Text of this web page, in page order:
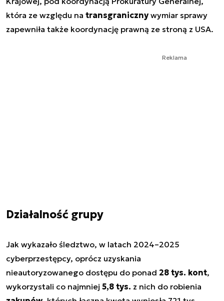
która ze względu na transgranicznywymiar sprawy
zapewniła także koordynację prawną ze stroną z USA.
Reklama
Działalność grupy
Jak wykazało śledztwo, w latach 2024–2025
cyberprzestępcy, oprócz uzyskania
nieautoryzowanego dostępu do ponad 28 tys. kont,
wykorzystali co najmniej 5,8 tys. z nich do robienia